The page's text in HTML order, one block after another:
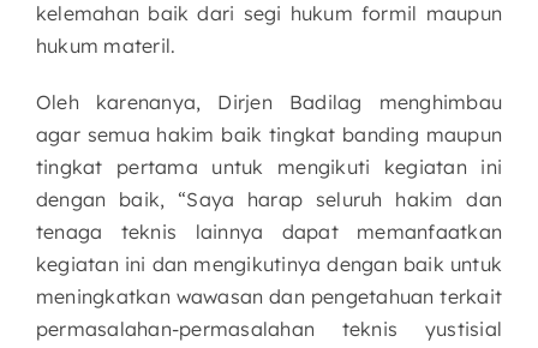
kelemahan baik dari segi hukum formil maupun
hukum materil.
Oleh karenanya, Dirjen Badilag menghimbau
agar semua hakim baik tingkat banding maupun
tingkat pertama untuk mengikuti kegiatan ini
dengan baik, “Saya harap seluruh hakim dan
tenaga teknis lainnya dapat memanfaatkan
kegiatan ini dan mengikutinya dengan baik untuk
meningkatkan wawasan dan pengetahuan terkait
permasalahan-permasalahan teknis yustisial